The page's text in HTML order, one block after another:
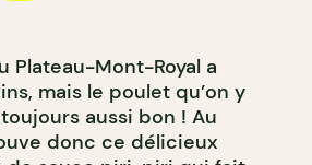
Plateau-Mont-Royal a
mais le poulet qu’on y
aussi bon ! Au
donc ce délicieux